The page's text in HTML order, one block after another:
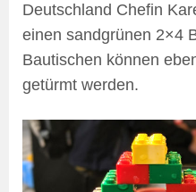
Deutschland Chefin
einen sandgrünen 2×4
Bautischen können
getürmt werden.